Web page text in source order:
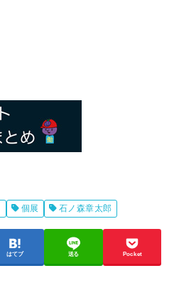
個展 石ノ森章太郎
はてブ 送る Pocket